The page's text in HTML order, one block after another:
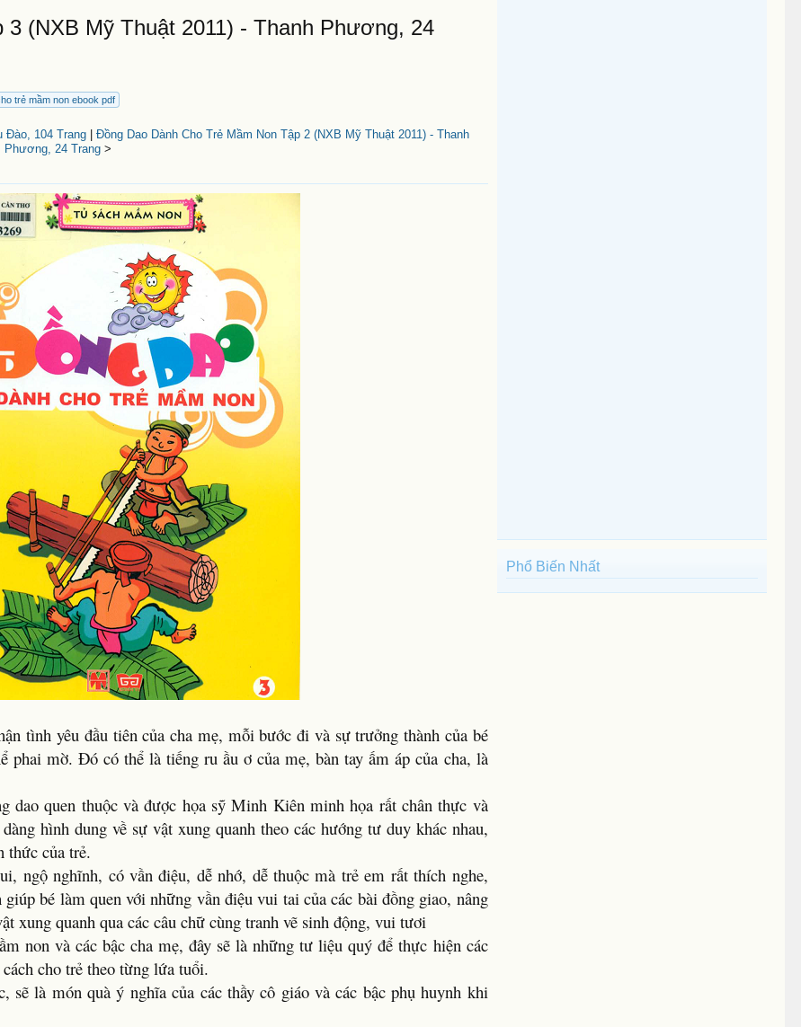
(NXB Mỹ Thuật 2011) - Thanh Phương, 24
trẻ mầm non ebook pdf
Đào, 104 Trang| Đồng Dao Dành Cho Trẻ Mầm Non Tập 2 (NXB Mỹ Thuật 2011) - Thanh
Phương, 24 Trang>
tình yêu đầu tiên của cha mẹ, mỗi bước đi và sự trưởng thành của bé
phai mờ. Đó có thể là tiếng ru ầu ơ của mẹ, bàn tay ấm áp của cha, là
dao quen thuộc và được họa sỹ Minh Kiên minh họa rất chân thực và
hình dung về sự vật xung quanh theo các hướng tư duy khác nhau,
thức của trẻ.
ngộ nghĩnh, có vần điệu, dễ nhớ, dễ thuộc mà trẻ em rất thích nghe,
bé làm quen với những vần điệu vui tai của các bài đồng giao, nâng
xung quanh qua các câu chữ cùng tranh vẽ sinh động, vui tươi
non và các bậc cha mẹ, đây sẽ là những tư liệu quý để thực hiện các
cho trẻ theo từng lứa tuổi.
sẽ là món quà ý nghĩa của các thầy cô giáo và các bậc phụ huynh khi
Phổ Biến Nhất